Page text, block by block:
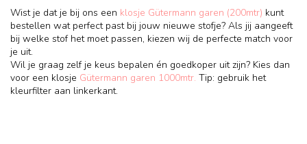
Wist je dat je bij ons een klosje Gütermann garen (200mtr) kunt
bestellen wat perfect past bij jouw nieuwe stofje? Als jij aangeeft
bij welke stof het moet passen, kiezen wij de perfecte match voor
je uit.
Wil je graag zelf je keus bepalen én goedkoper uit zijn? Kies dan
voor een klosje Gütermann garen 1000mtr. Tip: gebruik het
kleurfilter aan linkerkant.